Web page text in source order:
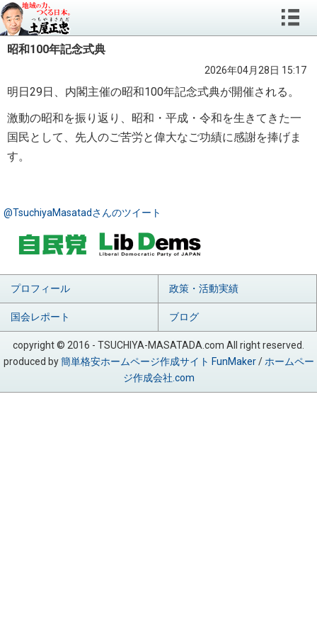
昭和100年記念式典
2026年04月28日 15:17
明日29日、内閣主催の昭和100年記念式典が開催される。
激動の昭和を振り返り、昭和・平成・令和を生きてきた一
国民として、先人のご苦労と偉大なご功績に感謝を捧げま
す。
@TsuchiyaMasatadさんのツイート
プロフィール 政策・活動実績
国会レポート ブログ
copyright © 2016 - TSUCHIYA-MASATADA.com All right reserved.
produced by簡単格安ホームページ作成サイト FunMaker/ ホームペー
ジ作成会社.com